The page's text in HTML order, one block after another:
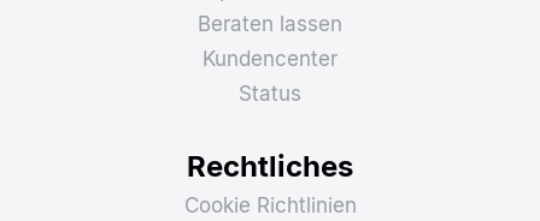
Kunden
Soziales
Kontakt
Support